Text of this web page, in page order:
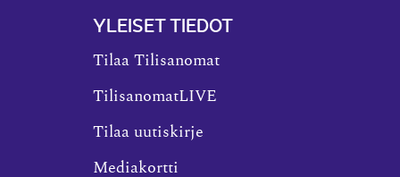
YLEISET TIEDOT
Tilaa Tilisanomat
TilisanomatLIVE
Tilaa uutiskirje
Mediakortti